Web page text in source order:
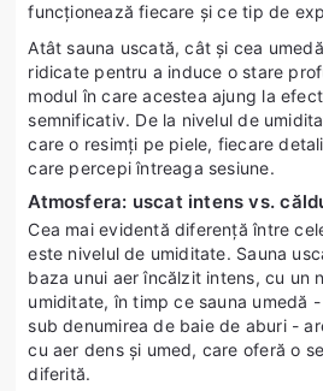
funcționează fiecare și ce tip de
Atât sauna uscată, cât și cea
ridicate pentru a induce o stare
modul în care acestea ajung la
semnificativ. De la nivelul de
care o resimți pe piele, fiecare
care percepi întreaga sesiune.
Atmosfera: uscat intens vs.
Cea mai evidentă diferență între
este nivelul de umiditate. Sauna
baza unui aer încălzit intens, cu un
umiditate, în timp ce sauna umedă
sub denumirea de baie de aburi -
cu aer dens și umed, care oferă o
diferită.